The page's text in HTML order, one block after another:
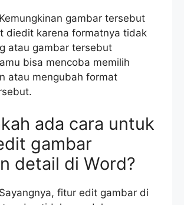
gambar tersebut
diedit karena formatnya tidak
atau gambar tersebut
bisa mencoba memilih
atau mengubah format
ada cara untuk
gambar
detail di Word?
fitur edit gambar di